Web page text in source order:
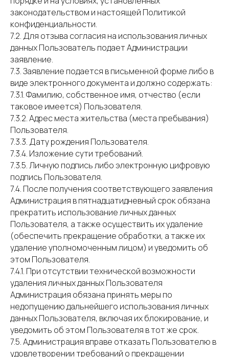
законодательством и настоящей Политикой
конфиденциальности.
7.2. Для отзыва согласия на использования личных
данных Пользователь подает Администрации
заявление.
7.3. Заявление подается в письменной форме либо в
виде электронного документа и должно содержать:
7.3.1. Фамилию, собственное имя, отчество (если
таковое имеется) Пользователя.
7.3.2. Адрес места жительства (места пребывания)
Пользователя.
7.3.3. Дату рождения Пользователя.
7.3.4. Изложение сути требований.
7.3.5. Личную подпись либо электронную цифровую
подпись Пользователя.
7.4. После получения соответствующего заявления
Администрация в пятнадцатидневный срок обязана
прекратить использование личных данных
Пользователя, а также осуществить их удаление
(обеспечить прекращение обработки, а также их
удаление уполномоченным лицом) и уведомить об
этом Пользователя.
7.4.1. При отсутствии технической возможности
удаления личных данных Пользователя
Администрация обязана принять меры по
недопущению дальнейшего использования личных
данных Пользователя, включая их блокирование, и
уведомить об этом Пользователя в тот же срок.
7.5. Администрация вправе отказать Пользователю в
удовлетворении требований о прекращении